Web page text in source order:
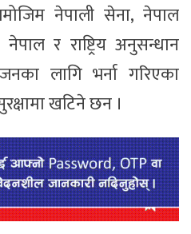
नेपाली सेना, नेपाल
र राष्ट्रिय अनुसन्धान
लागि भर्ना गरिएका
सुरक्षामा खटिने छन ।